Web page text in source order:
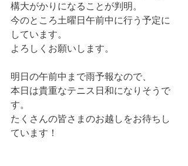
構大がかりになることが判明。
今のところ土曜日午前中に行う予定に
しています。
よろしくお願いします。
明日の午前中まで雨予報なので、
本日は貴重なテニス日和になりそうで
す。
たくさんの皆さまのお越しをお待ちし
ています！